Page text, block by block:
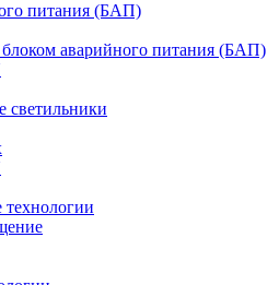
питания (БАП)
аварийного питания (БАП)
светильники